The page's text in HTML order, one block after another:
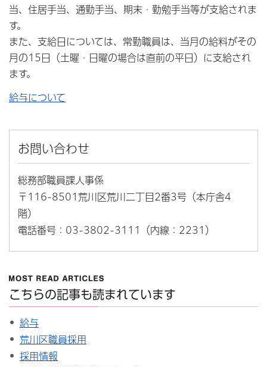
当、住居手当、通勤手当、期末・勤勉手当等が支給されま
す。
また、支給日については、常勤職員は、当月の給料がその
月の15日（土曜・日曜の場合は直前の平日）に支給され
ます。
給与について
お問い合わせ
総務部職員課人事係
〒116-8501荒川区荒川二丁目2番3号（本庁舎4
階）
電話番号：03-3802-3111（内線：2231）
こちらの記事も読まれています
給与
荒川区職員採用
採用情報